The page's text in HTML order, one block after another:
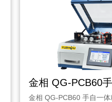
金相 QG-PCB60 手自一